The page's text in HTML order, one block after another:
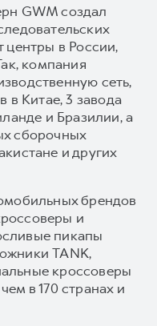
GWM создал
центры в России,
компания
сеть,
в Китае, 3 завода
и Бразилии, а
сборочных
и других
брендов
и
пикапы
TANK,
кроссоверы
в 170 странах и